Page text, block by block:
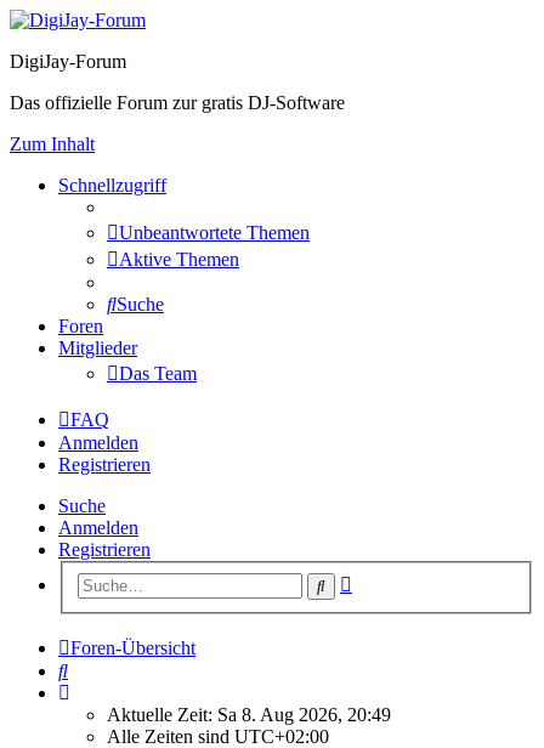
DigiJay-Forum
Das offizielle Forum zur gratis DJ-Software
Zum Inhalt
Schnellzugriff
Unbeantwortete Themen
Aktive Themen
Suche
Foren
Mitglieder
Das Team
FAQ
Anmelden
Registrieren
Suche
Anmelden
Registrieren
Suche
Foren-Übersicht
Suche
Aktuelle Zeit: Sa 8. Aug 2026, 20:49
Alle Zeiten sind UTC+02:00